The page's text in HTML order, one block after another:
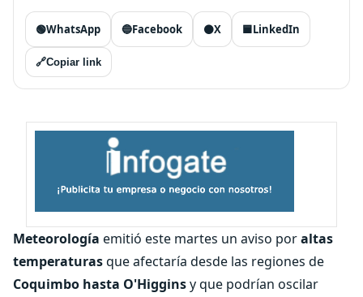
🟢WhatsApp 🔵Facebook ⚫X 🟦LinkedIn
🔗Copiar link
Meteorología emitió este martes un aviso poraltas
temperaturasque afectaría desde las regiones de
Coquimbo hasta O'Higginsy que podrían oscilar